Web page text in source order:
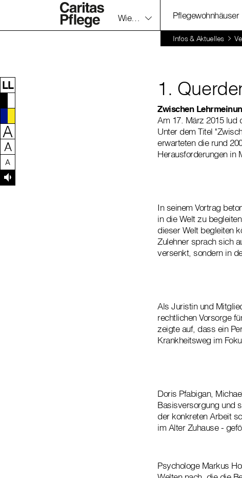
Zum Inhalt dieser Seite
Zur Navigation
Zum Footer dieser Seite
Wien & NÖ-OstPflegewohnhäuser
Infos & Aktuelles
LL
A
A
A
1.
Zwischen
Am 17. März 2015 lud
Unter dem Titel
erwarteten die rund
Herausforderungen in
In seinem Vortrag
in die Welt zu
dieser Welt begleiten
Zulehner sprach sich
versenkt, sondern in
Als Juristin und
rechtlichen Vorsorge
zeigte auf, dass ein
Krankheitsweg im
Doris Pfabigan,
Basisversorgung und
der konkreten Arbeit
im Alter Zuhause -
Psychologe Markus